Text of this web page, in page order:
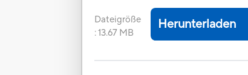
Dateigröße
:13.67 MB
Herunterladen